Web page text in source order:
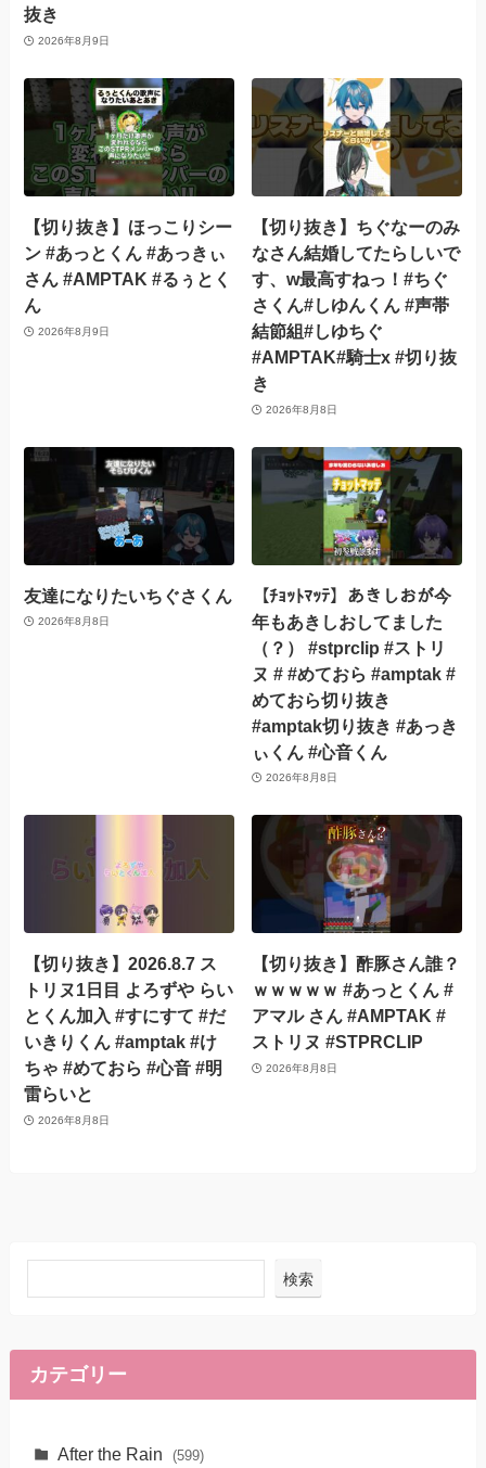
抜き
2026年8月9日
【切り抜き】ほっこりシー
ン #あっとくん #あっきぃ
さん #AMPTAK #るぅとく
ん
2026年8月9日
【切り抜き】ちぐなーのみ
なさん結婚してたらしいで
す、w最高すねっ！#ちぐ
さくん#しゆんくん #声帯
結節組#しゆちぐ
#AMPTAK#騎士x #切り抜
き
2026年8月8日
友達になりたいちぐさくん
2026年8月8日
【ﾁｮｯﾄﾏｯﾃ】あきしおが今
年もあきしおしてました
（？） #stprclip #ストリ
ヌ # #めておら #amptak #
めておら切り抜き
#amptak切り抜き #あっき
ぃくん #心音くん
2026年8月8日
【切り抜き】2026.8.7 ス
トリヌ1日目 よろずや らい
とくん加入 #すにすて #だ
いきりくん #amptak #け
ちゃ #めておら #心音 #明
雷らいと
2026年8月8日
【切り抜き】酢豚さん誰？
ｗｗｗｗｗ #あっとくん #
アマル さん #AMPTAK #
ストリヌ #STPRCLIP
2026年8月8日
検索
カテゴリー
After the Rain (599)